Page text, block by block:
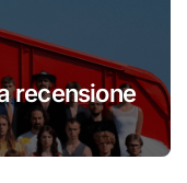
recensione